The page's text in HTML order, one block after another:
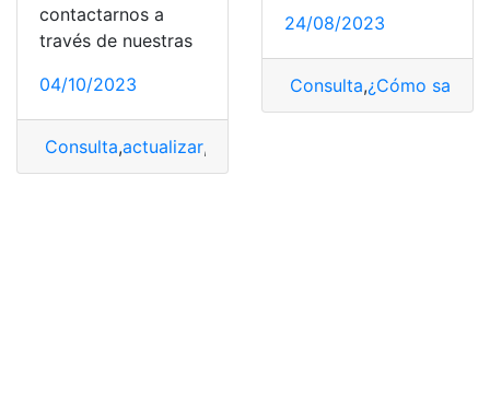
contactarnos a
través de nuestras
04/10/2023
Consulta,actualizar,
24/08/2023
Consulta,¿Cómo saber?